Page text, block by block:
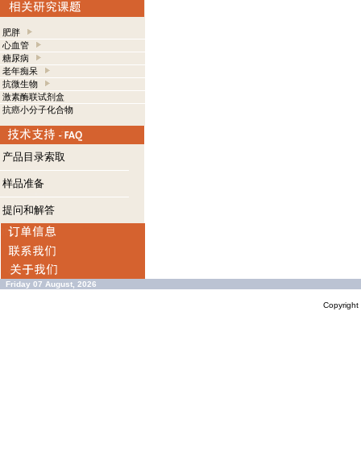
肥胖
心血管
糖尿病
老年痴呆
抗微生物
激素酶联试剂盒
抗癌小分子化合物
产品目录索取
样品准备
提问和解答
Friday 07 August, 2026